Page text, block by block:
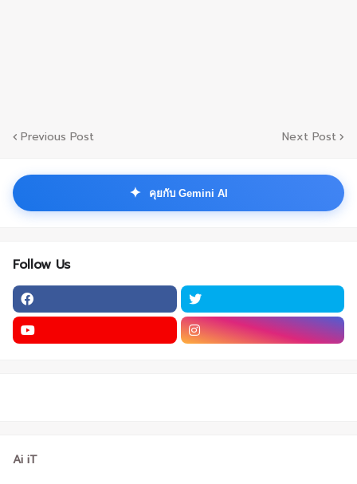
Previous Post Next Post
✦ คุยกับ Gemini AI
Follow Us
Ai iT